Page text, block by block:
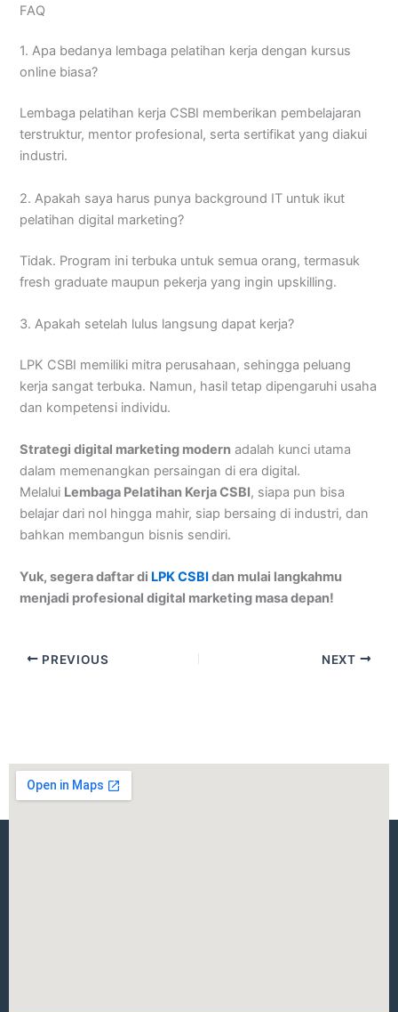
FAQ
1. Apa bedanya lembaga pelatihan kerja dengan kursus
online biasa?
Lembaga pelatihan kerja CSBI memberikan pembelajaran
terstruktur, mentor profesional, serta sertifikat yang diakui
industri.
2. Apakah saya harus punya background IT untuk ikut
pelatihan digital marketing?
Tidak. Program ini terbuka untuk semua orang, termasuk
fresh graduate maupun pekerja yang ingin upskilling.
3. Apakah setelah lulus langsung dapat kerja?
LPK CSBI memiliki mitra perusahaan, sehingga peluang
kerja sangat terbuka. Namun, hasil tetap dipengaruhi usaha
dan kompetensi individu.
Strategi digital marketing modern adalah kunci utama
dalam memenangkan persaingan di era digital.
Melalui Lembaga Pelatihan Kerja CSBI, siapa pun bisa
belajar dari nol hingga mahir, siap bersaing di industri, dan
bahkan membangun bisnis sendiri.
Yuk, segera daftar di LPK CSBI dan mulai langkahmu
menjadi profesional digital marketing masa depan!
PREVIOUS NEXT